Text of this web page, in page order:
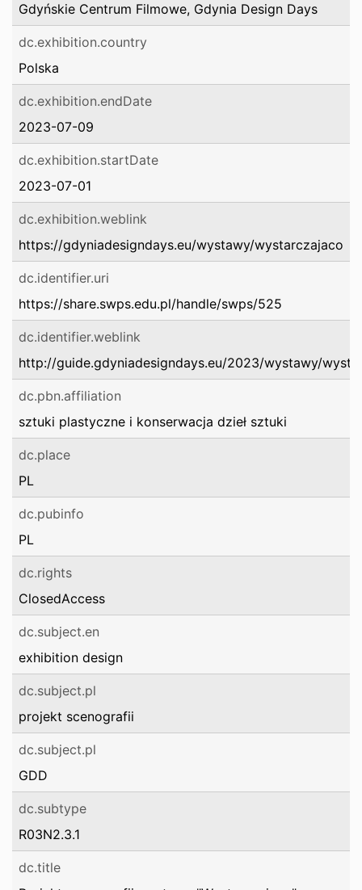
Gdyńskie Centrum Filmowe, Gdynia Design Days
dc.exhibition.country
Polska
dc.exhibition.endDate
2023-07-09
dc.exhibition.startDate
2023-07-01
dc.exhibition.weblink
https://gdyniadesigndays.eu/wystawy/wystarczajaco
dc.identifier.uri
https://share.swps.edu.pl/handle/swps/525
dc.identifier.weblink
http://guide.gdyniadesigndays.eu/2023/wystawy/
dc.pbn.affiliation
sztuki plastyczne i konserwacja dzieł sztuki
dc.place
PL
dc.pubinfo
PL
dc.rights
ClosedAccess
dc.subject.en
exhibition design
dc.subject.pl
projekt scenografii
dc.subject.pl
GDD
dc.subtype
R03N2.3.1
dc.title